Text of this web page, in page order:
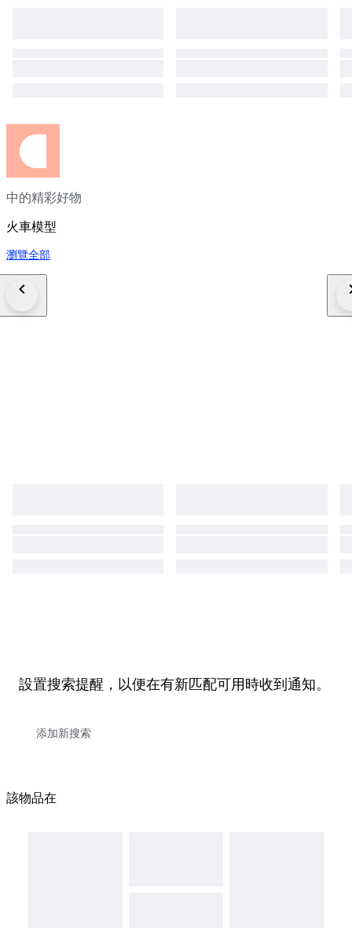
中的精彩好物
火車模型
瀏覽全部
設置搜索提醒，以便在有新匹配可用時收到通知。
該物品在